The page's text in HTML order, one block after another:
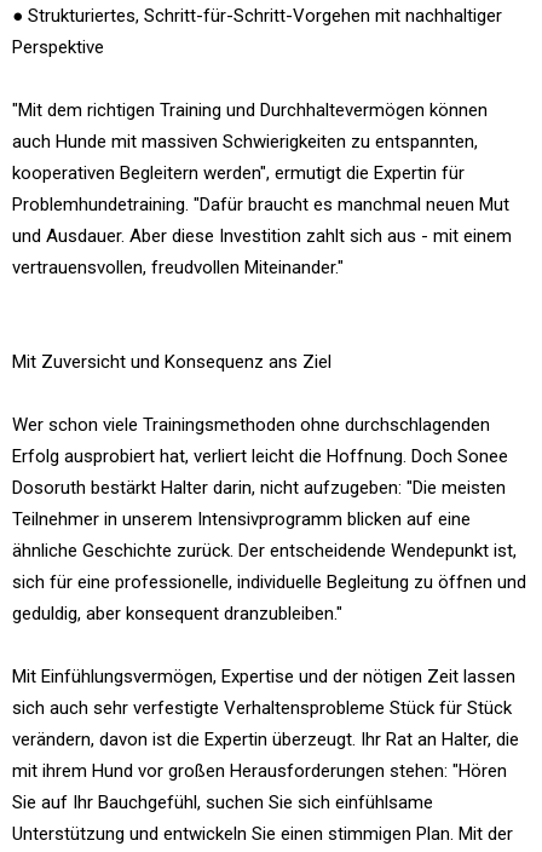
● Strukturiertes, Schritt-für-Schritt-Vorgehen mit nachhaltiger
Perspektive
"Mit dem richtigen Training und Durchhaltevermögen können
auch Hunde mit massiven Schwierigkeiten zu entspannten,
kooperativen Begleitern werden", ermutigt die Expertin für
Problemhundetraining. "Dafür braucht es manchmal neuen Mut
und Ausdauer. Aber diese Investition zahlt sich aus - mit einem
vertrauensvollen, freudvollen Miteinander."
Mit Zuversicht und Konsequenz ans Ziel
Wer schon viele Trainingsmethoden ohne durchschlagenden
Erfolg ausprobiert hat, verliert leicht die Hoffnung. Doch Sonee
Dosoruth bestärkt Halter darin, nicht aufzugeben: "Die meisten
Teilnehmer in unserem Intensivprogramm blicken auf eine
ähnliche Geschichte zurück. Der entscheidende Wendepunkt ist,
sich für eine professionelle, individuelle Begleitung zu öffnen und
geduldig, aber konsequent dranzubleiben."
Mit Einfühlungsvermögen, Expertise und der nötigen Zeit lassen
sich auch sehr verfestigte Verhaltensprobleme Stück für Stück
verändern, davon ist die Expertin überzeugt. Ihr Rat an Halter, die
mit ihrem Hund vor großen Herausforderungen stehen: "Hören
Sie auf Ihr Bauchgefühl, suchen Sie sich einfühlsame
Unterstützung und entwickeln Sie einen stimmigen Plan. Mit der